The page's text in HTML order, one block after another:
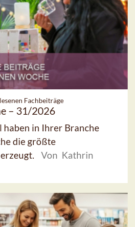
Fachbeiträge
– 31/2026
haben in Ihrer Branche
die größte
Von Kathrin